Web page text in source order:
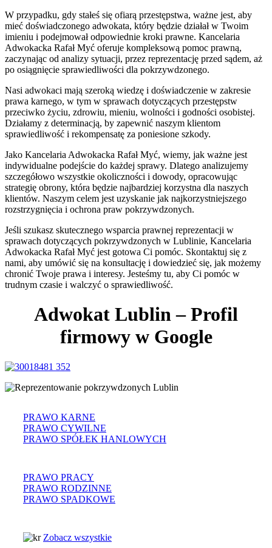
W przypadku, gdy stałeś się ofiarą przestępstwa, ważne jest, aby
mieć doświadczonego adwokata, który będzie działał w Twoim
imieniu i podejmował odpowiednie kroki prawne. Kancelaria
Adwokacka Rafał Myć oferuje kompleksową pomoc prawną,
zaczynając od analizy sytuacji, przez reprezentację przed sądem, aż
po osiągnięcie sprawiedliwości dla pokrzywdzonego.
Nasi adwokaci mają szeroką wiedzę i doświadczenie w zakresie
prawa karnego, w tym w sprawach dotyczących przestępstw
przeciwko życiu, zdrowiu, mieniu, wolności i godności osobistej.
Działamy z determinacją, by zapewnić naszym klientom
sprawiedliwość i rekompensatę za poniesione szkody.
Jako Kancelaria Adwokacka Rafał Myć, wiemy, jak ważne jest
indywidualne podejście do każdej sprawy. Dlatego analizujemy
szczegółowo wszystkie okoliczności i dowody, opracowując
strategię obrony, która będzie najbardziej korzystna dla naszych
klientów. Naszym celem jest uzyskanie jak najkorzystniejszego
rozstrzygnięcia i ochrona praw pokrzywdzonych.
Jeśli szukasz skutecznego wsparcia prawnej reprezentacji w
sprawach dotyczących pokrzywdzonych w Lublinie, Kancelaria
Adwokacka Rafał Myć jest gotowa Ci pomóc. Skontaktuj się z
nami, aby umówić się na konsultację i dowiedzieć się, jak możemy
chronić Twoje prawa i interesy. Jesteśmy tu, aby Ci pomóc w
trudnym czasie i walczyć o sprawiedliwość.
Adwokat Lublin – Profil
firmowy w Google
PRAWO KARNE
PRAWO CYWILNE
PRAWO SPÓŁEK HANLOWYCH
PRAWO PRACY
PRAWO RODZINNE
PRAWO SPADKOWE
Zobacz wszystkie